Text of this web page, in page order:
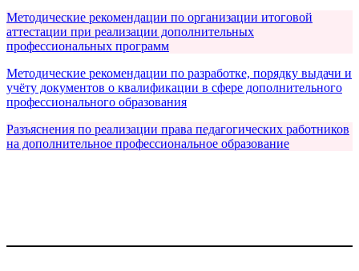
Методические рекомендации по организации итоговой
аттестации при реализации дополнительных
профессиональных программ
Методические рекомендации по разработке, порядку выдачи и
учёту документов о квалификации в сфере дополнительного
профессионального образования
Разъяснения по реализации права педагогических работников
на дополнительное профессиональное образование